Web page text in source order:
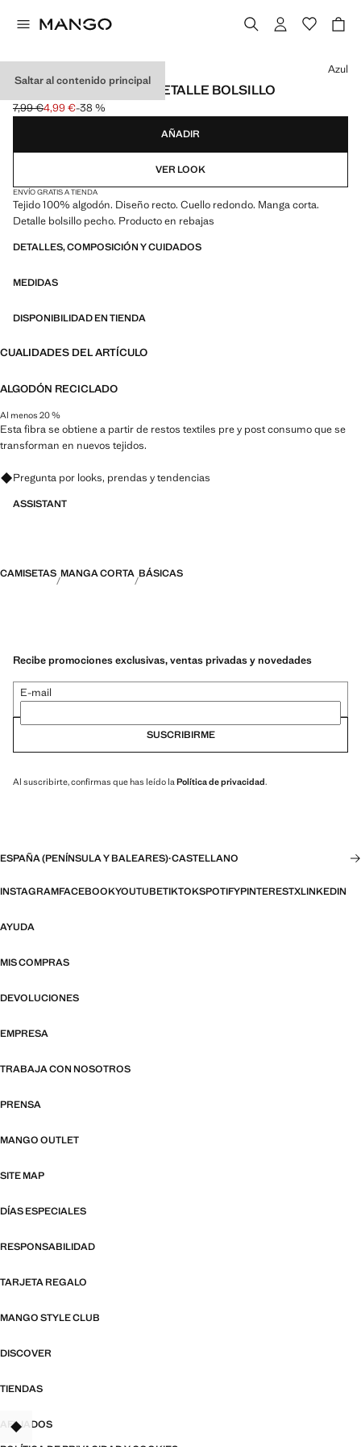
Saltar al contenido principal
CAMISETA ALGODÓN DETALLE BOLSILLO
Precio inicial tachado [7,99 € ]
7,99 €
Precio actual [4,99 € ]
4,99 €-38 %
Selecciona un color
Azul
AÑADIR
VER LOOK
ENVÍO GRATIS A TIENDA
Tejido 100% algodón. Diseño recto. Cuello redondo. Manga corta.
Detalle bolsillo pecho. Producto en rebajas
DETALLES, COMPOSICIÓN Y CUIDADOS
MEDIDAS
DISPONIBILIDAD EN TIENDA
CUALIDADES DEL ARTÍCULO
ALGODÓN RECICLADO
Al menos 20 %
Esta fibra se obtiene a partir de restos textiles pre y post consumo que se
transforman en nuevos tejidos.
Pregunta por looks, prendas y tendencias
ASSISTANT
CAMISETAS MANGA CORTA BÁSICAS
Recibe promociones exclusivas, ventas privadas y novedades
E-mail
SUSCRIBIRME
Al suscribirte, confirmas que has leído laPolítica de privacidad.
ESPAÑA (PENÍNSULA Y BALEARES)·CASTELLANO
INSTAGRAMFACEBOOKYOUTUBETIKTOKSPOTIFYPINTERESTXLINKEDIN
AYUDA
MIS COMPRAS
DEVOLUCIONES
EMPRESA
TRABAJA CON NOSOTROS
PRENSA
MANGO OUTLET
SITE MAP
DÍAS ESPECIALES
RESPONSABILIDAD
TARJETA REGALO
MANGO STYLE CLUB
DISCOVER
TIENDAS
AFILIADOS